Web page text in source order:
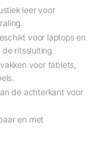
leer voor
voor laptops en
ritssluiting.
voor tablets,
de achterkant voor
en met